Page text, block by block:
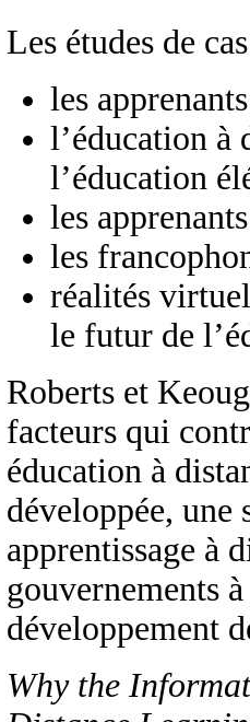
Les études de
les
l’éducation à
l’éducation
les
les
réalités
le futur de
Roberts et
facteurs qui
éducation à
développée,
apprentissage à
gouvernements
développement
Why the